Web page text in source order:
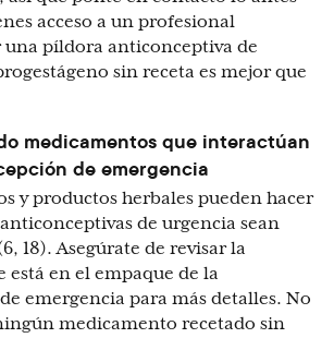
acceso a un profesional
píldora anticonceptiva de
sin receta es mejor que
medicamentos que interactúan
de emergencia
y productos herbales pueden hacer
de urgencia sean
18). Asegúrate de revisar la
en el empaque de la
emergencia para más detalles. No
medicamento recetado sin